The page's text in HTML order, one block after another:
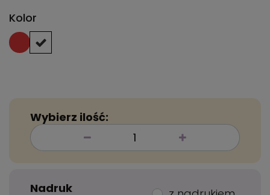
Kolor
Wybierz ilość:
Nadruk